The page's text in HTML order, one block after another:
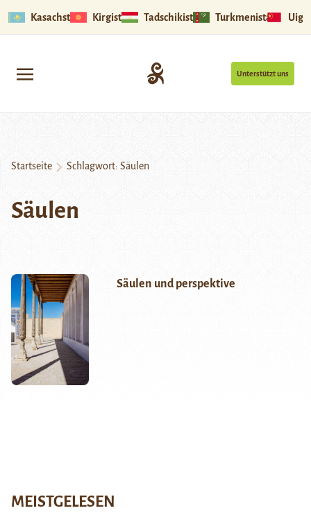
Kasachstan Kirgistan Tadschikistan Turkmenistan
Unterstützt uns
Startseite Schlagwort: Säulen
Säulen
Säulen und perspektive
MEISTGELESEN